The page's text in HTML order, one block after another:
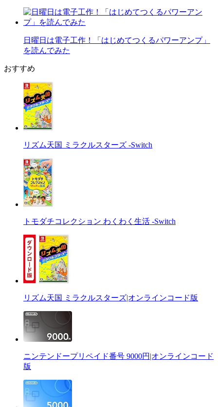
日曜日は電子工作！「はじめてつくるパワーアンプ」
を読んでみた
おすすめ
リズム天国 ミラクルスターズ -Switch
トモダチコレクション わくわく生活 -Switch
リズム天国 ミラクルスターズ|オンラインコード版
ニンテンドープリペイド番号 9000円|オンラインコード
版